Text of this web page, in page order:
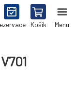
Košík Menu